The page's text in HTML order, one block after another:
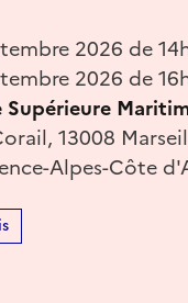
2026 de
2026 de
13008
Alpes-Côte